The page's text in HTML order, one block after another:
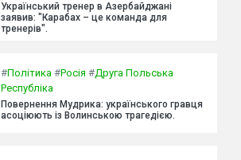
Український тренер в Азербайджані
заявив: "Карабах – це команда для
тренерів".
#Політика #Росія #Друга Польська
Республіка
Повернення Мудрика: українського гравця
асоціюють із Волинською трагедією.